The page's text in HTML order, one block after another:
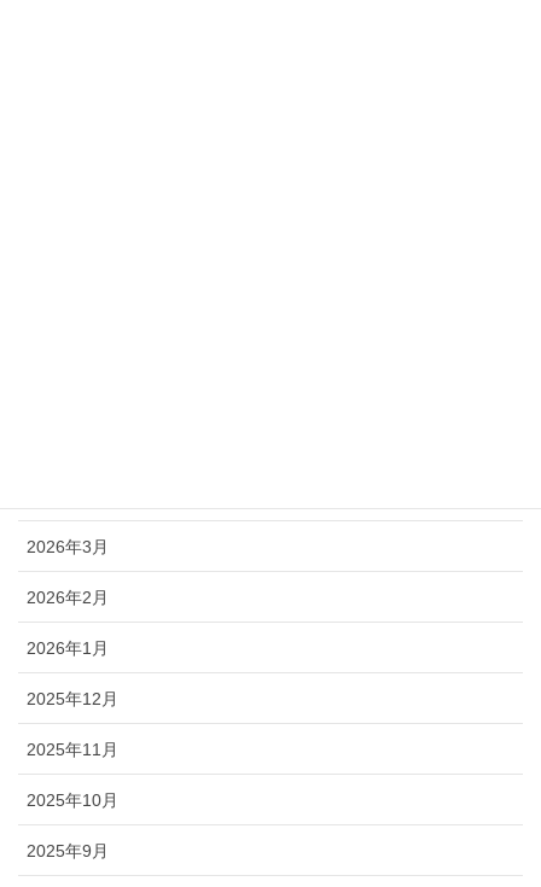
2026年3月
2026年2月
2026年1月
2025年12月
2025年11月
2025年10月
2025年9月